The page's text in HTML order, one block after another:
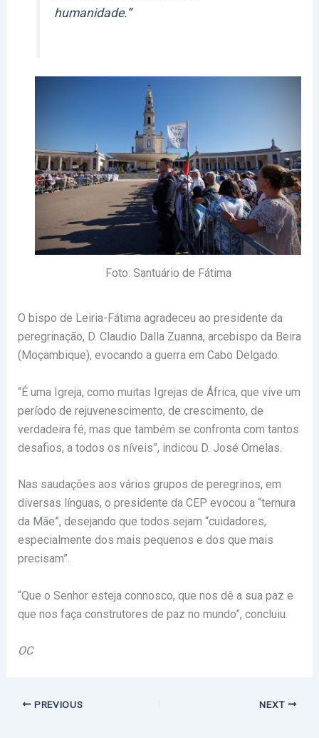
humanidade.”
Foto: Santuário de Fátima
O bispo de Leiria-Fátima agradeceu ao presidente da
peregrinação, D. Claudio Dalla Zuanna, arcebispo da Beira
(Moçambique), evocando a guerra em Cabo Delgado.
“É uma Igreja, como muitas Igrejas de África, que vive um
período de rejuvenescimento, de crescimento, de
verdadeira fé, mas que também se confronta com tantos
desafios, a todos os níveis”, indicou D. José Ornelas.
Nas saudações aos vários grupos de peregrinos, em
diversas línguas, o presidente da CEP evocou a “ternura
da Mãe”, desejando que todos sejam “cuidadores,
especialmente dos mais pequenos e dos que mais
precisam”.
“Que o Senhor esteja connosco, que nos dê a sua paz e
que nos faça construtores de paz no mundo”, concluiu.
OC
PREVIOUS NEXT